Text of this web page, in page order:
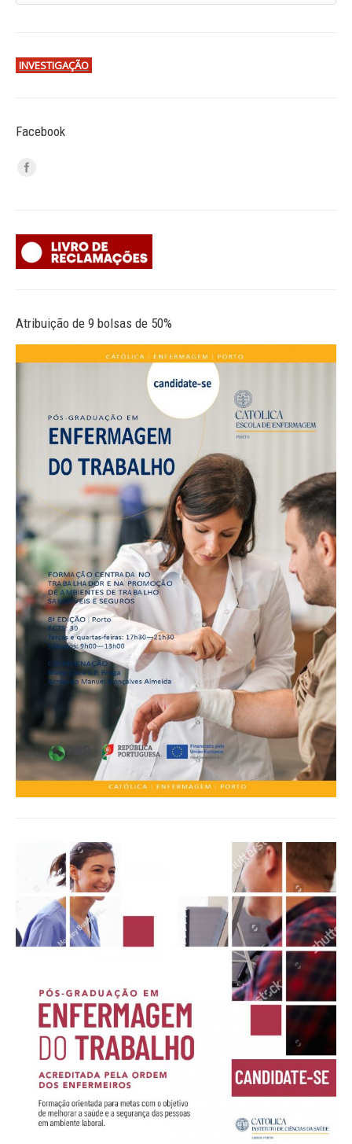
INVESTIGAÇÃO
Facebook
Atribuição de 9 bolsas de 50%